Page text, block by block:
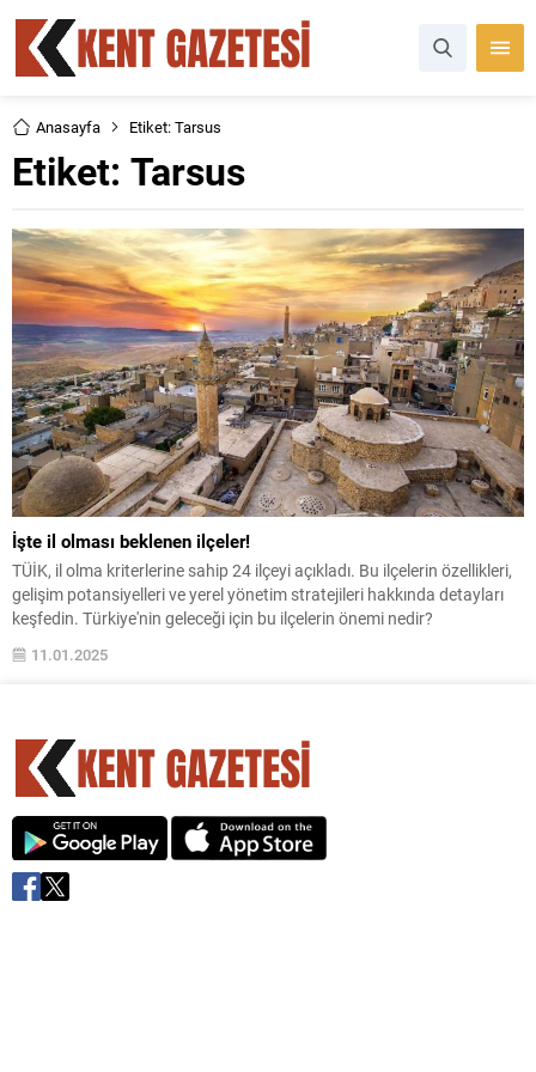
Anasayfa Etiket: Tarsus
Etiket: Tarsus
İşte il olması beklenen ilçeler!
TÜİK, il olma kriterlerine sahip 24 ilçeyi açıkladı. Bu ilçelerin özellikleri,
gelişim potansiyelleri ve yerel yönetim stratejileri hakkında detayları
keşfedin. Türkiye'nin geleceği için bu ilçelerin önemi nedir?
11.01.2025